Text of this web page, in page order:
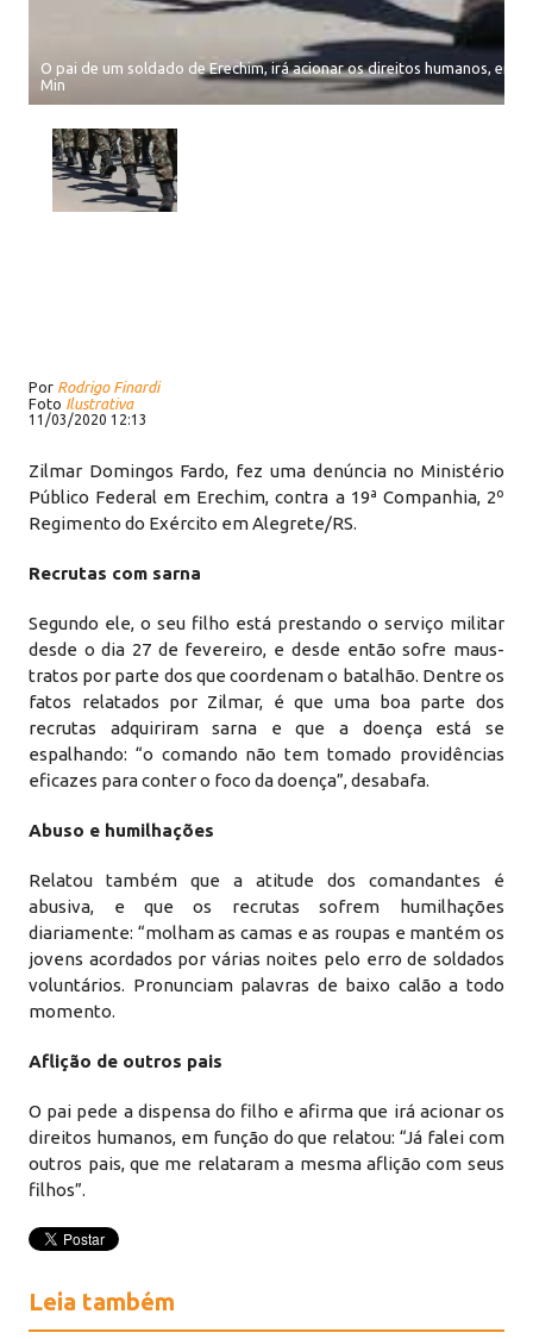
O pai de um soldado de Erechim, irá acionar os direitos humanos, em
Min
Por Rodrigo Finardi
Foto Ilustrativa
11/03/2020 12:13
Zilmar Domingos Fardo, fez uma denúncia no Ministério
Público Federal em Erechim, contra a 19ª Companhia, 2º
Regimento do Exército em Alegrete/RS.
Recrutas com sarna
Segundo ele, o seu filho está prestando o serviço militar
desde o dia 27 de fevereiro, e desde então sofre maus-
tratos por parte dos que coordenam o batalhão. Dentre os
fatos relatados por Zilmar, é que uma boa parte dos
recrutas adquiriram sarna e que a doença está se
espalhando: “o comando não tem tomado providências
eficazes para conter o foco da doença”, desabafa.
Abuso e humilhações
Relatou também que a atitude dos comandantes é
abusiva, e que os recrutas sofrem humilhações
diariamente: “molham as camas e as roupas e mantém os
jovens acordados por várias noites pelo erro de soldados
voluntários. Pronunciam palavras de baixo calão a todo
momento.
Aflição de outros pais
O pai pede a dispensa do filho e afirma que irá acionar os
direitos humanos, em função do que relatou: “Já falei com
outros pais, que me relataram a mesma aflição com seus
filhos”.
Leia também